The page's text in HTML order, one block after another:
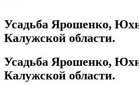
Усадьба Ярошенко,
Калужской области.
Усадьба Ярошенко,
Калужской области.